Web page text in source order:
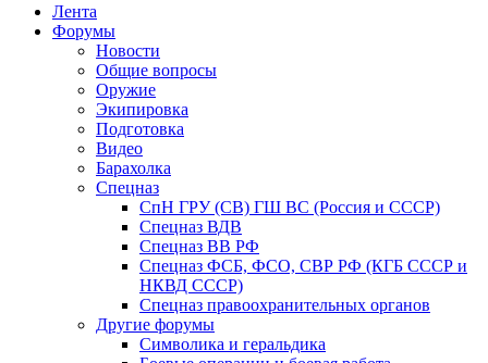
Лента
Форумы
Новости
Общие вопросы
Оружие
Экипировка
Подготовка
Видео
Барахолка
Спецназ
СпН ГРУ (СВ) ГШ ВС (Россия и СССР)
Спецназ ВДВ
Спецназ ВВ РФ
Спецназ ФСБ, ФСО, СВР РФ (КГБ СССР и
НКВД СССР)
Спецназ правоохранительных органов
Другие форумы
Символика и геральдика